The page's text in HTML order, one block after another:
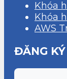
Khóa
Khóa
AWS
ĐĂNG